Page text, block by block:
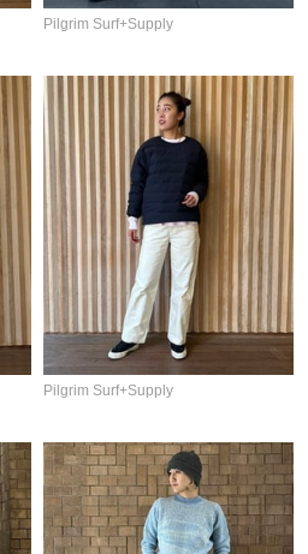
Pilgrim Surf+Supply
Pilgrim Surf+Supply